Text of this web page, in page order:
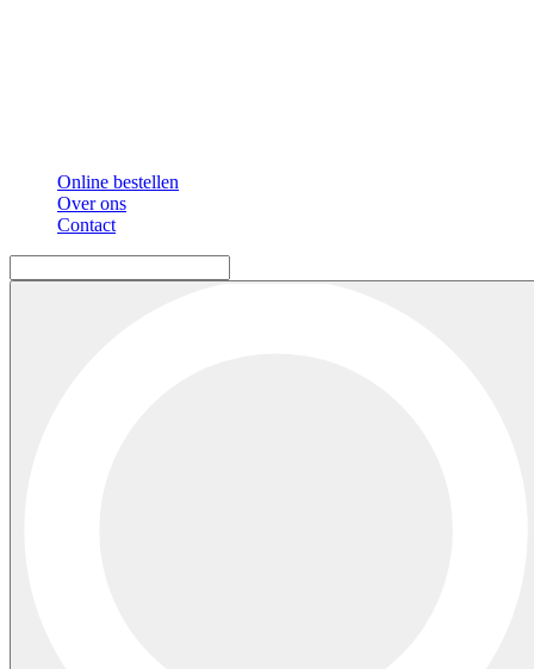
Online bestellen
Over ons
Contact